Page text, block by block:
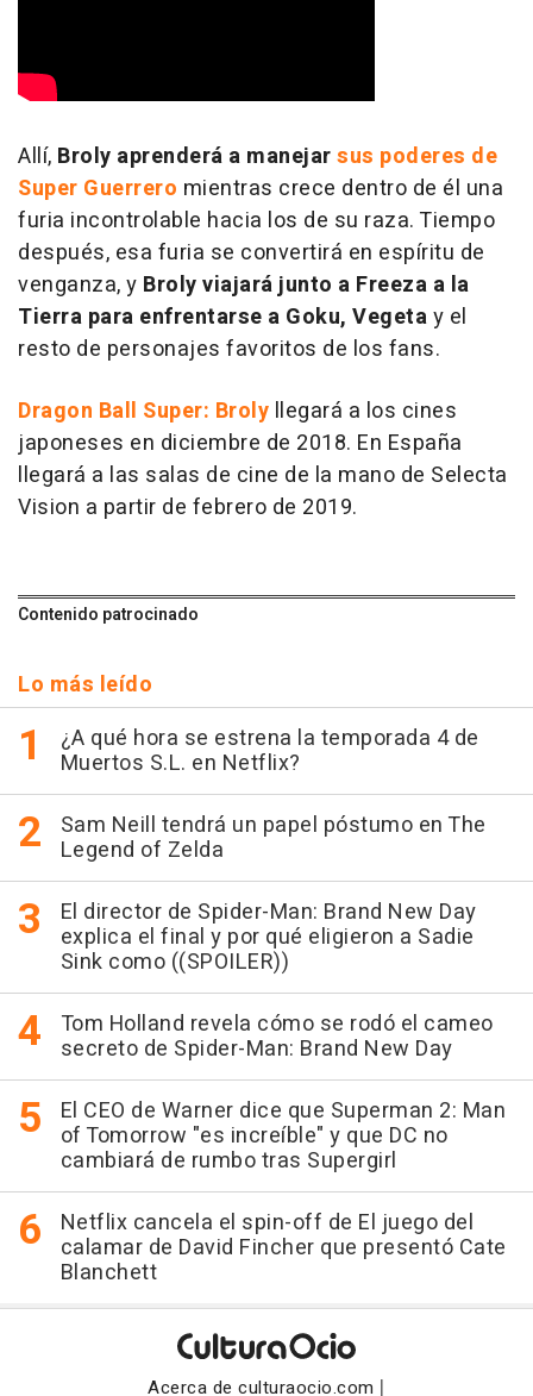
Allí, Broly aprenderá a manejarsus poderes de
Super Guerrero mientras crece dentro de él una
furia incontrolable hacia los de su raza. Tiempo
después, esa furia se convertirá en espíritu de
venganza, y Broly viajará junto a Freeza a la
Tierra para enfrentarse a Goku, Vegetay el
resto de personajes favoritos de los fans.
Dragon Ball Super: Broly llegará a los cines
japoneses en diciembre de 2018. En España
llegará a las salas de cine de la mano de Selecta
Vision a partir de febrero de 2019.
Contenido patrocinado
Lo más leído
¿A qué hora se estrena la temporada 4 de
Muertos S.L. en Netflix?
Sam Neill tendrá un papel póstumo en The
Legend of Zelda
El director de Spider-Man: Brand New Day
explica el final y por qué eligieron a Sadie
Sink como ((SPOILER))
Tom Holland revela cómo se rodó el cameo
secreto de Spider-Man: Brand New Day
El CEO de Warner dice que Superman 2: Man
of Tomorrow "es increíble" y que DC no
cambiará de rumbo tras Supergirl
Netflix cancela el spin-off de El juego del
calamar de David Fincher que presentó Cate
Blanchett
Acerca de culturaocio.com |